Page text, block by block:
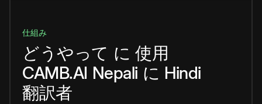
仕組み
どうやって に 使用
CAMB.AI Nepali に Hindi
翻訳者